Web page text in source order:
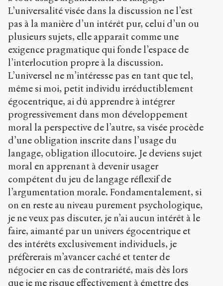
L’universalité visée dans la discussion ne l’est
pas à la manière d’un intérêt pur, celui d’un ou
plusieurs sujets, elle apparaît comme une
exigence pragmatique qui fonde l’espace de
l’interlocution propre à la discussion.
L’universel ne m’intéresse pas en tant que tel,
même si moi, petit individu irréductiblement
égocentrique, ai dû apprendre à intégrer
progressivement dans mon développement
moral la perspective de l’autre, sa visée procède
d’une obligation inscrite dans l’usage du
langage, obligation illocutoire. Je deviens sujet
moral en apprenant à devenir usager
compétent du jeu de langage réflexif de
l’argumentation morale. Fondamentalement, si
on en reste au niveau purement psychologique,
je ne veux pas discuter, je n’ai aucun intérêt à le
faire, aimanté par un univers égocentrique et
des intérêts exclusivement individuels, je
préfèrerais m’avancer caché et tenter de
négocier en cas de contrariété, mais dès lors
que je me risque effectivement à émettre des